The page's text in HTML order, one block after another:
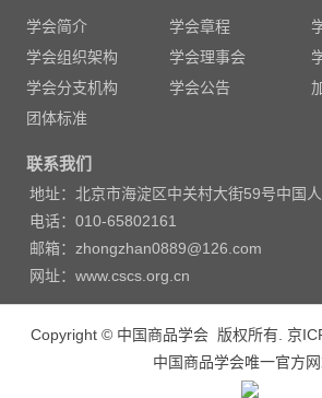
学会简介 学会章程
学会组织架构
学会理事会
学会分支机构
学会公告
团体标准
联系我们
地址：北京市海淀区中关村大街59号中国
电话：010-65802161
邮箱：zhongzhan0889@126.com
网址：www.cscs.org.cn
Copyright © 中国商品学会 版权所有. 京
中国商品学会唯一官方